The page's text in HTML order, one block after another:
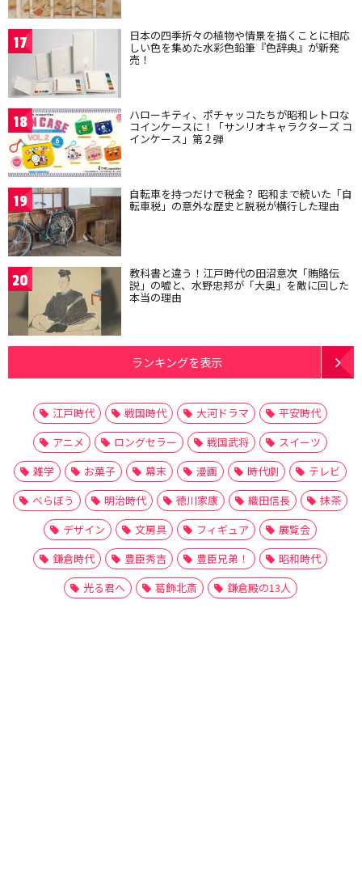
17 日本の四季折々の植物や情景を描くことに相応
しい色を集めた水彩色鉛筆『色辞典』が新発
売！
18 ハローキティ、ポチャッコたちが昭和レトロな
コインケースに！「サンリオキャラクターズ コ
インケース」第２弾
19 自転車を持つだけで税金？ 昭和まで続いた「自
転車税」の意外な歴史と脱税が横行した理由
20 教科書と違う！江戸時代の田沼意次「賄賂伝
説」の嘘と、水野忠邦が「大奥」を敵に回した
本当の理由
ランキングを表示
江戸時代 戦国時代 大河ドラマ
平安時代
アニメ
ロングセラー 戦国武将
スイーツ
雑学
お菓子 幕末 漫画 時代劇
テレビ
べらぼう
明治時代 徳川家康 織田信長
抹茶
デザイン
文房具 フィギュア
展覧会
鎌倉時代
豊臣秀吉 豊臣兄弟！
昭和時代
光る君へ
葛飾北斎 鎌倉殿の13人